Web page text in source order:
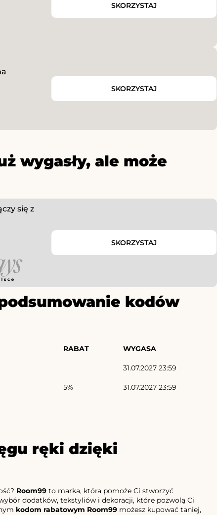
SKORZYSTAJ
SKORZYSTAJ
wygasły, ale może
się z
SKORZYSTAJ
kodów
RABAT WYGASA
31.07.2027 23:59
5% 31.07.2027 23:59
ręki dzięki
Room99 to marka, która pomoże Ci stworzyć
dodatków, tekstyliów i dekoracji, które pozwolą Ci
kodom rabatowym Room99 możesz kupować taniej,